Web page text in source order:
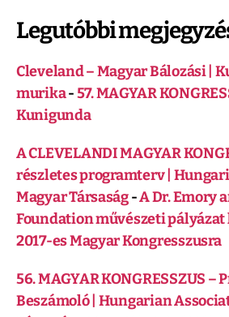
Legutóbbi
Cleveland – Magyar Bálozási |
murika-57. MAGYAR
Kunigunda
A CLEVELANDI MAGYAR
részletes programterv |
Magyar Társaság-A Dr. Emory
Foundation művészeti
2017-es Magyar Kongresszusra
56. MAGYAR KONGRESSZUS –
Beszámoló | Hungarian